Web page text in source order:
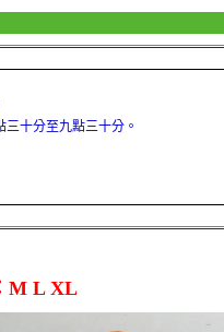
十分至九點三十分。
M L XL